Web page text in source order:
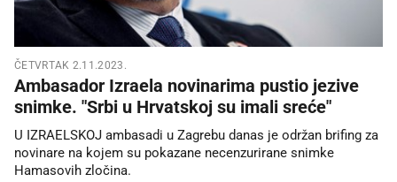
ČETVRTAK 2.11.2023.
Ambasador Izraela novinarima pustio jezive
snimke. "Srbi u Hrvatskoj su imali sreće"
U IZRAELSKOJ ambasadi u Zagrebu danas je održan brifing za
novinare na kojem su pokazane necenzurirane snimke
Hamasovih zločina.